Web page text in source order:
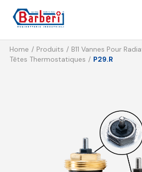
Home Produits
B11 Vannes Pour
Têtes Thermostatiques
P29.R